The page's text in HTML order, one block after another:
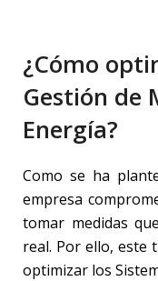
¿Cómo
Gestión de
Energía?
Como se ha
empresa
tomar medidas
real. Por ello, este
optimizar los